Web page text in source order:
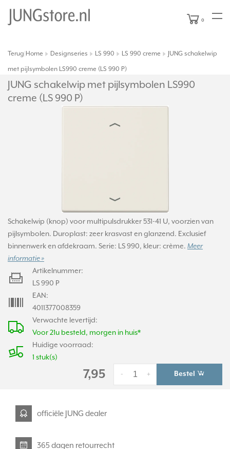
0
Terug Home Designseries LS 990 LS 990 creme
JUNG schakelwip
met pijlsymbolen LS990 creme (LS 990 P)
JUNG schakelwip met pijlsymbolen LS990
creme (LS 990 P)
Schakelwip (knop) voor multipulsdrukker 531-41 U, voorzien van
pijlsymbolen. Duroplast: zeer krasvast en glanzend. Exclusief
binnenwerk en afdekraam. Serie: LS 990, kleur: crème. Meer
informatie »
Verwachte levertijd:
Voor 21u besteld, morgen in huis*
Huidige voorraad:
1 stuk(s)
Artikelnummer:
LS 990 P
EAN:
4011377008359
7,95 +
- Bestel
officiële JUNG dealer
365 dagen retourrecht